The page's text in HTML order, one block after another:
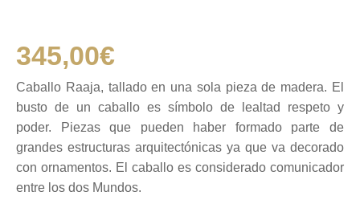
345,00€
Caballo Raaja, tallado en una sola pieza de madera. El
busto de un caballo es símbolo de lealtad respeto y
poder. Piezas que pueden haber formado parte de
grandes estructuras arquitectónicas ya que va decorado
con ornamentos. El caballo es considerado comunicador
entre los dos Mundos.